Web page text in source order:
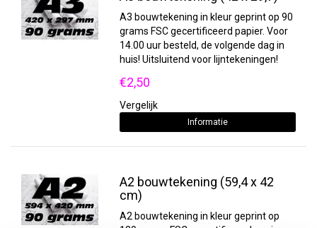
tekening langer scherp en bruikbaar, ook op een
bouwplaats.
Laat uw bouwtekeningen printen door
Wij van Sneleenposter.nl kunnen uw
bouwtekeningen printen in een uitstekende
kwaliteit. Door te kiezen voor full colour, kunt u
ontwerpen voor uw poster
op de tekening zetten. Dit schept ook meteen
tekening dienen te werken. Een bouwtekening
printen op een poster is voor ons dagelijks werk.
Reken daarom altijd op professionele kwaliteit en
een stevige poster van uw bouwtekening. U heeft
A3 bouwtekening in kleur geprint op 90
grams FSC gecertificeerd papier. Voor
14.00 uur besteld, de volgende dag in
huis! Uitsluitend voor lijntekeningen!
€2,50
Vergelijk
Informatie
A2 bouwtekening (59,4 x 42
cm)
A2 bouwtekening in kleur geprint op